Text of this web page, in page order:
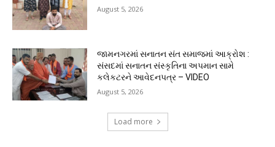
August 5, 2026
જામનગરમાં સનાતન સંત સમાજમાં આક્રોશ :
સંસદમાં સનાતન સંસ્કૃતિના અપમાન સામે
કલેકટરને આવેદનપત્ર – VIDEO
August 5, 2026
Load more